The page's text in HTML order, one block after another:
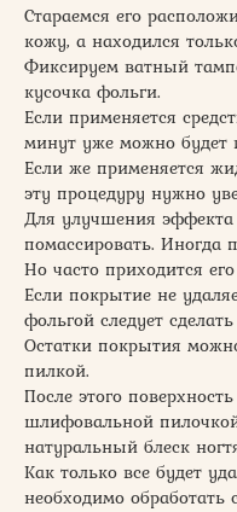
Стараемся его
кожу, а находился
Фиксируем ватный
кусочка фольги.
Если применяется
минут уже можно будет
Если же применяется
эту процедуру нужно
Для улучшения
помассировать. Иногда
Но часто приходится
Если покрытие не
фольгой следует
Остатки покрытия
пилкой.
После этого
шлифовальной
натуральный блеск
Как только все будет
необходимо